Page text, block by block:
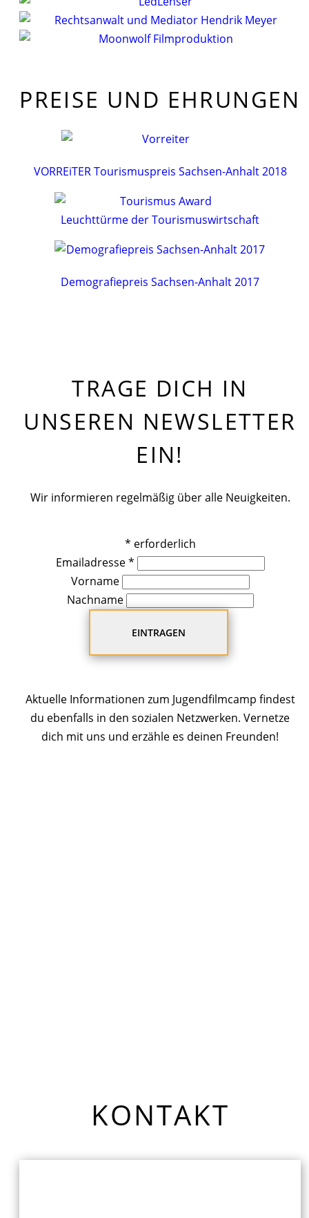
PREISE UND EHRUNGEN
VORREiTER Tourismuspreis Sachsen-Anhalt 2018
Leuchttürme der Tourismuswirtschaft
Demografiepreis Sachsen-Anhalt 2017
TRAGE DICH IN
UNSEREN NEWSLETTER
EIN!
Wir informieren regelmäßig über alle Neuigkeiten.
* erforderlich
Emailadresse*
Vorname
Nachname
Aktuelle Informationen zum Jugendfilmcamp findest
du ebenfalls in den sozialen Netzwerken. Vernetze
dich mit uns und erzähle es deinen Freunden!
KONTAKT